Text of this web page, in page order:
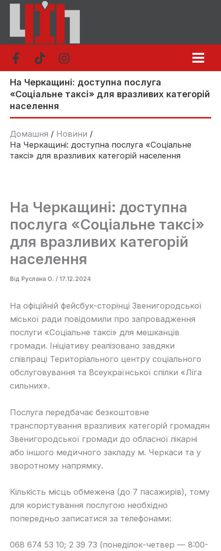
Перейти
вмісту
На Черкащині: доступна послуга
«Соціальне таксі» для вразливих категорій
населення
Домашня
Новини
На Черкащині: доступна послуга «Соціальне
таксі» для вразливих категорій населення
На Черкащині: доступна
послуга «Соціальне таксі»
для вразливих категорій
населення
Від Руслана О. / 17.12.2024
На офіційній фейсбук-сторінці Звенигородської
міської ради повідомили про запровадження
послуги «Соціальне таксі» для мешканців
громади. Ініціативу реалізовано завдяки
співпраці Територіального центру соціального
обслуговування та Всеукраїнської спілки «Ліга
сильних».
Послуга передбачає безкоштовне
транспортування вразливих категорій громадян
Звенигородської громади до обласної лікарні
або іншого медичного закладу м. Черкаси та у
зворотному напрямку.
Кількість місць обмежена (до 7 пасажирів), тому
для користування послугою необхідно
попередньо записатися за телефонами:
068 674 53 10; 2 39 73 (понеділок-четвер — 8:00-